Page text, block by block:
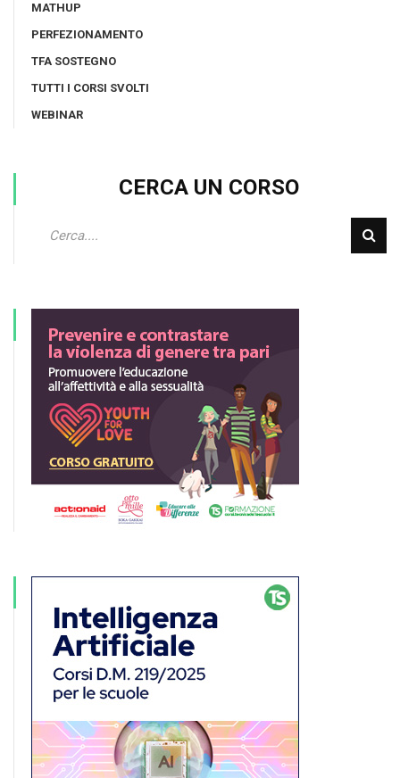
MATHUP
PERFEZIONAMENTO
TFA SOSTEGNO
TUTTI I CORSI SVOLTI
WEBINAR
CERCA UN CORSO